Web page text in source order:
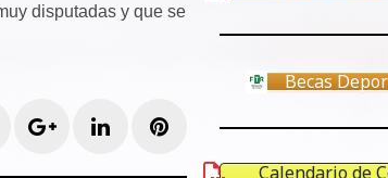
disputadas y que se
TwitterGoogle+LinkedInPinterest
Becas
Calendario de